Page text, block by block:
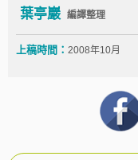
葉亭巖 編譯整理
上稿時間： 2008年10月